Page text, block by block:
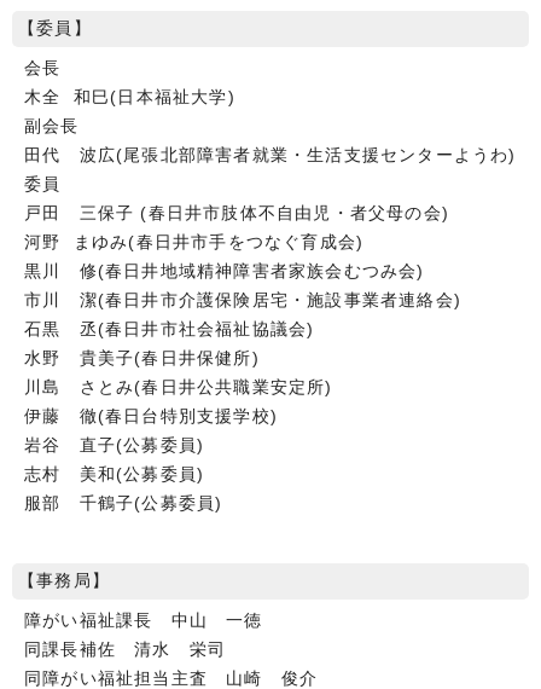
【委員】
会長
木全 和巳(日本福祉大学)
副会長
田代 波広(尾張北部障害者就業・生活支援センターようわ)
委員
戸田 三保子 (春日井市肢体不自由児・者父母の会)
河野 まゆみ(春日井市手をつなぐ育成会)
黒川 修(春日井地域精神障害者家族会むつみ会)
市川 潔(春日井市介護保険居宅・施設事業者連絡会)
石黒 丞(春日井市社会福祉協議会)
水野 貴美子(春日井保健所)
川島 さとみ(春日井公共職業安定所)
伊藤 徹(春日台特別支援学校)
岩谷 直子(公募委員)
志村 美和(公募委員)
服部 千鶴子(公募委員)
【事務局】
障がい福祉課長 中山 一徳
同課長補佐 清水 栄司
同障がい福祉担当主査 山崎 俊介